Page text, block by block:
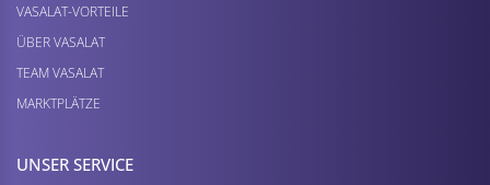
VASALAT-VORTEILE
ÜBER VASALAT
TEAM VASALAT
MARKTPLÄTZE
UNSER SERVICE